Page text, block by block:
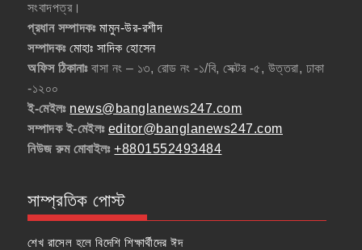
সংবাদপত্র।
প্রধান সম্পাদকঃমামুন-উর-রশীদ
সম্পাদকঃ মোহাঃ সাদিক হোসেন
অফিস ঠিকানাঃবাসা নং – ১৩, রোড নং -১/বি, সেক্টর -৫, উত্তরা, ঢাকা
-১২০০
ই-মেইলঃ news@banglanews247.com
সম্পাদক ই-মেইলঃ editor@banglanews247.com
নিউজ রুম মোবাইলঃ+8801552493484
সাম্প্রতিক পোস্ট
শেখ রাসেল হলে বিদেশি শিক্ষার্থীদের ঈদ